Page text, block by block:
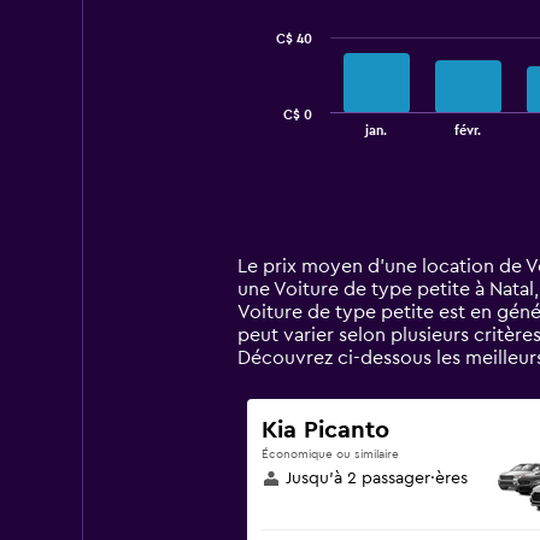
14
categories.
The
chart
has
Y
axis
displaying
values.
Range:
jan. févr.
C$ 0
C$ 40
Le prix moyen d’une location de
une Voiture de type petite à
Voiture de type petite est en
peut varier selon plusieurs
Découvrez ci-dessous les
Kia Picanto
Économique ou similaire
Jusqu’à 2 passager·ères